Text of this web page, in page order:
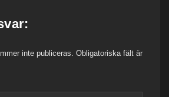
inte publiceras. Obligatoriska fält är